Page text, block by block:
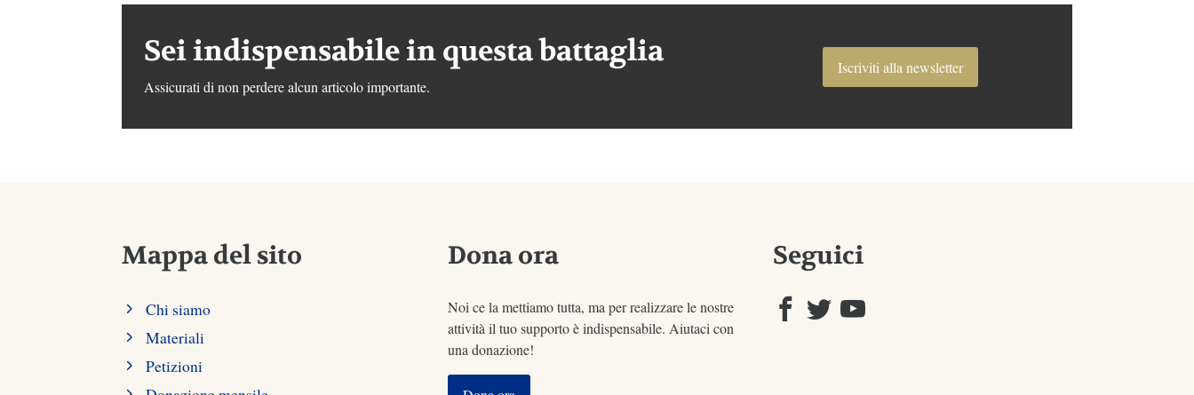
Sei indispensabile in questa battaglia
Assicurati di non perdere alcun articolo importante.
Iscriviti alla newsletter
Mappa del sito
Chi siamo
Materiali
Petizioni
Dona ora
Noi ce la mettiamo tutta, ma per realizzare le nostre
attività il tuo supporto è indispensabile. Aiutaci con
una donazione!
Seguici